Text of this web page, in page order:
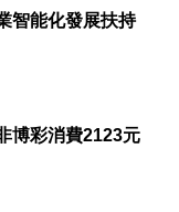
智能化發展扶持
博彩消費2123元